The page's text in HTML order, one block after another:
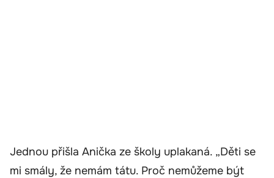
Jednou přišla Anička ze školy uplakaná. „Děti se
mi smály, že nemám tátu. Proč nemůžeme být